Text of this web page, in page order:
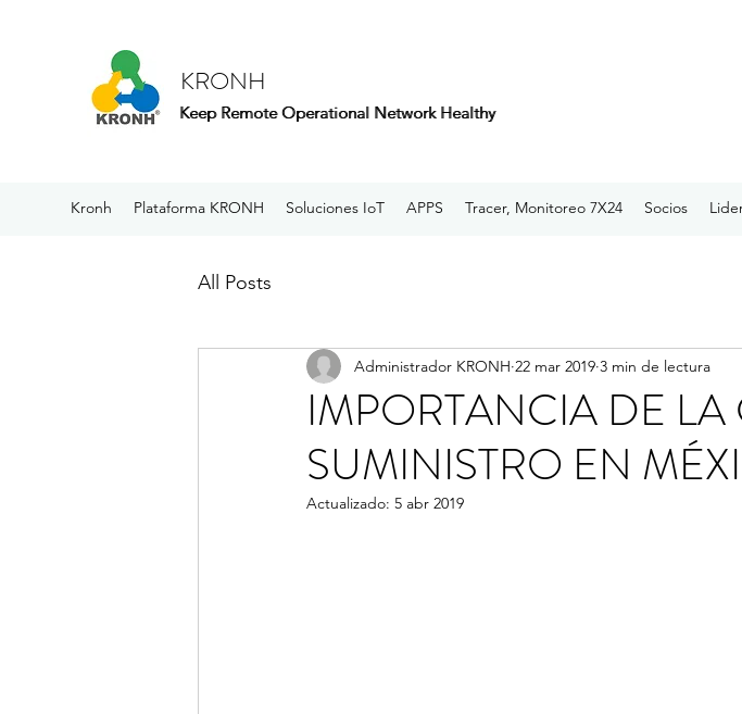
KRONH
Keep Remote Operational Network Healthy
Keep Remote Operational Network Healthy
Kronh Plataforma KRONH Soluciones IoT APPS Tracer, Monitoreo 7X24 Socios
All Posts
IMPORTANCIA DE
SUMINISTRO EN
Administrador KRONH 22 mar 2019 3 min de lectura
Actualizado: 5 abr 2019